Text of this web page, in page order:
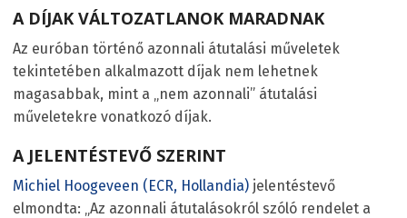
A DÍJAK VÁLTOZATLANOK MARADNAK
Az euróban történő azonnali átutalási műveletek
tekintetében alkalmazott díjak nem lehetnek
magasabbak, mint a „nem azonnali” átutalási
műveletekre vonatkozó díjak.
A JELENTÉSTEVŐ SZERINT
Michiel Hoogeveen (ECR, Hollandia) jelentéstevő
elmondta: „Az azonnali átutalásokról szóló rendelet a